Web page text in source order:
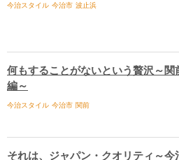
今治スタイル 今治市 波止浜
何もすることがないという贅沢～関
編～
今治スタイル 今治市 関前
それは、ジャパン・クオリティ～今